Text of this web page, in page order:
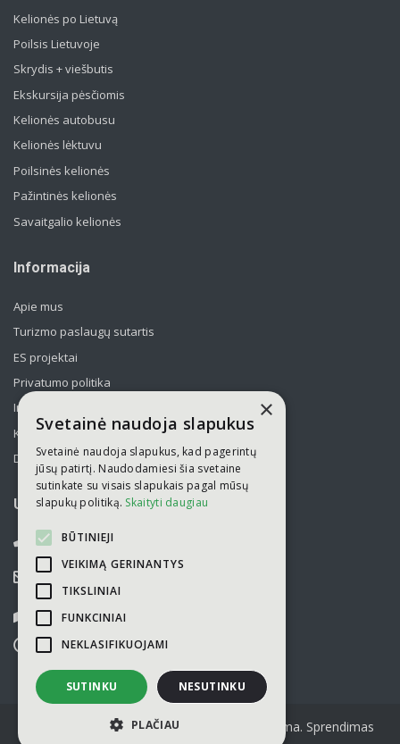
Kelionės po Lietuvą
Poilsis Lietuvoje
Skrydis + viešbutis
Ekskursija pėsčiomis
Kelionės autobusu
Kelionės lėktuvu
Poilsinės kelionės
Pažintinės kelionės
Savaitgalio kelionės
Informacija
Apie mus
Turizmo paslaugų sutartis
ES projektai
Privatumo politika
Informavimas apie asmens duomenų tvarkymą
Kelionės kolektyvams po Lietuvą
Draudimas
UAB „Kelionių laikas“
052751446
info@kelioniulaikas.lt
Kalvarijų g. 14, LT 09309 Vilnius
9.00 - 18.00
© 2026 Kopijuoti turinį be sutikimo draudžiama. Sprendimas
×
Svetainė naudoja slapukus
Svetainė naudoja slapukus, kad pagerintų
jūsų patirtį. Naudodamiesi šia svetaine
sutinkate su visais slapukais pagal mūsų
slapukų politiką. Skaityti daugiau
BŪTINIEJI
VEIKIMĄ GERINANTYS
TIKSLINIAI
FUNKCINIAI
NEKLASIFIKUOJAMI
SUTINKU NESUTINKU
PLAČIAU